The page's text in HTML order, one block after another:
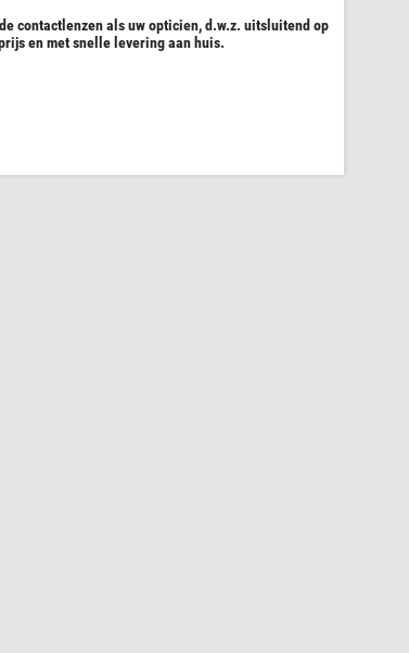
contactlenzen als uw opticien, d.w.z. uitsluitend op
en met snelle levering aan huis.